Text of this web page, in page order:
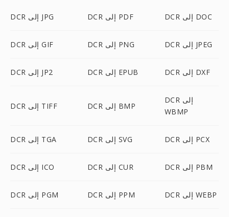
DCR إلى JPG DCR إلى PDF DCR إلى DOC
DCR إلى GIF DCR إلى PNG DCR إلى JPEG
DCR إلى JP2 DCR إلى EPUB DCR إلى DXF
DCR إلى TIFF DCR إلى BMP
DCR إلى
WBMP
DCR إلى TGA DCR إلى SVG DCR إلى PCX
DCR إلى ICO DCR إلى CUR DCR إلى PBM
DCR إلى PGM DCR إلى PPM DCR إلى WEBP